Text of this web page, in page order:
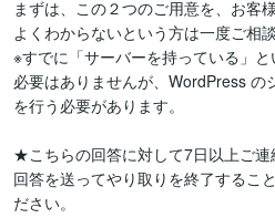
まずは、この２つのご用意を、お客
よくわからないという方は一度ご相
※すでに「サーバーを持っている」
必要はありませんが、WordPress の
を行う必要があります。
★こちらの回答に対して7日以上ご
回答を送ってやり取りを終了するこ
ださい。